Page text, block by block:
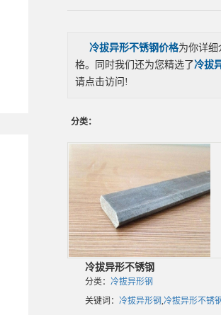
冷拔异形不锈钢价格为你详细
格。同时我们还为您精选了冷拔
请点击访问!
分类：
冷拔异形不锈钢
分类： 冷拔异形钢
关键词： 冷拔异形钢,冷拔异形不锈钢